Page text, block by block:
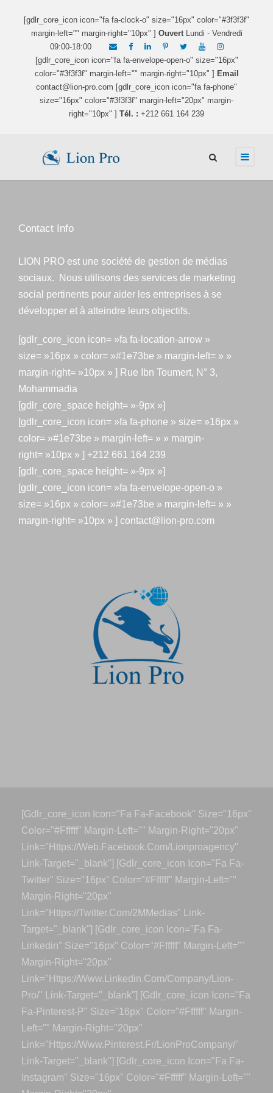
[gdlr_core_icon icon="fa fa-clock-o" size="16px" color="#3f3f3f"
margin-left="" margin-right="10px" ] OuvertLundi - Vendredi
09:00-18:00
[gdlr_core_icon icon="fa fa-envelope-open-o" size="16px"
color="#3f3f3f" margin-left="" margin-right="10px" ] Email
contact@lion-pro.com [gdlr_core_icon icon="fa fa-phone"
size="16px" color="#3f3f3f" margin-left="20px" margin-
right="10px" ] Tél. : +212 661 164 239
Contact Info
LION PRO est une société de gestion de médias
sociaux. Nous utilisons des services de marketing
social pertinents pour aider les entreprises à se
développer et à atteindre leurs objectifs.
[gdlr_core_icon icon= »fa fa-location-arrow »
size= »16px » color= »#1e73be » margin-left= » »
margin-right= »10px » ] Rue Ibn Toumert, N° 3,
Mohammadia
[gdlr_core_space height= »-9px »]
[gdlr_core_icon icon= »fa fa-phone » size= »16px »
color= »#1e73be » margin-left= » » margin-
right= »10px » ] +212 661 164 239
[gdlr_core_space height= »-9px »]
[gdlr_core_icon icon= »fa fa-envelope-open-o »
size= »16px » color= »#1e73be » margin-left= » »
margin-right= »10px » ] contact@lion-pro.com
[gdlr_core_icon Icon="fa Fa-Facebook" Size="16px"
Color="#ffffff" Margin-Left="" Margin-Right="20px"
Link="https://web.facebook.com/lionproagency"
Link-Target="_blank"] [gdlr_core_icon Icon="fa Fa-
Twitter" Size="16px" Color="#ffffff" Margin-Left=""
Margin-Right="20px"
Link="https://twitter.com/2MMedias" Link-
Target="_blank"] [gdlr_core_icon Icon="fa Fa-
Linkedin" Size="16px" Color="#ffffff" Margin-Left=""
Margin-Right="20px"
Link="https://www.linkedin.com/company/lion-
Pro/" Link-Target="_blank"] [gdlr_core_icon Icon="fa
Fa-Pinterest-P" Size="16px" Color="#ffffff" Margin-
Left="" Margin-Right="20px"
Link="https://www.pinterest.fr/LionProCompany/"
Link-Target="_blank"] [gdlr_core_icon Icon="fa Fa-
Instagram" Size="16px" Color="#ffffff" Margin-Left=""